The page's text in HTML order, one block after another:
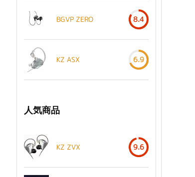
BGVP ZERO 8.4
KZ ASX 6.9
人気商品
KZ ZVX 9.6